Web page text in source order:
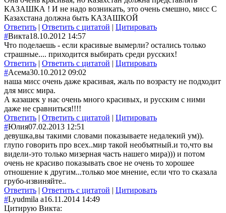
КАЗАШКА ! И не надо возникать, это очень смешно, мисс С
Казахстана должна быть КАЗАШКОЙ
Ответить | Ответить с цитатой | Цитировать
#Викта18.10.2012 14:57
Что поделаешь - если красивые вымерли? остались только
страшные.... приходится выбирать среди русских!
Ответить | Ответить с цитатой | Цитировать
#Асема30.10.2012 09:02
наша мисс очень даже красивая, жаль по возрасту не подходит
для мисс мира.
А казашек у нас очень много красивых, и русским с ними
даже не сравниться!!!!
Ответить | Ответить с цитатой | Цитировать
#Юлия07.02.2013 12:51
девушка,вы такими словами показываете недалекий ум)).
глупо говорить про всех..мир такой необъятный.и то,что вы
видели-это только мизерная часть нашего мира))) и потом
очень не красиво показывать свое не очень то хорошее
отношение к другим...только мое мнение, если что то сказала
грубо-извиняйте..
Ответить | Ответить с цитатой | Цитировать
#Lyudmila а16.11.2014 14:49
Цитирую Викта: